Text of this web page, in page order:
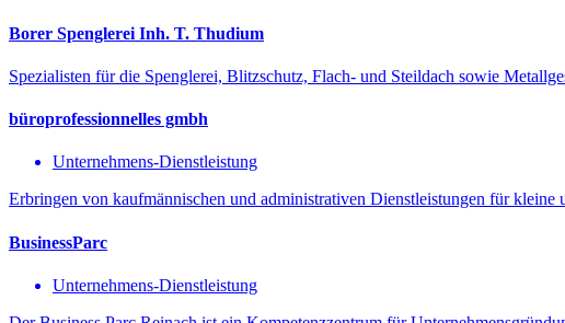
Borer Spenglerei Inh. T. Thudium
Spezialisten für die Spenglerei, Blitzschutz, Flach- und Steildach sowie
büroprofessionnelles gmbh
Unternehmens-Dienstleistung
Erbringen von kaufmännischen und administrativen Dienstleistungen für kleine
BusinessParc
Unternehmens-Dienstleistung